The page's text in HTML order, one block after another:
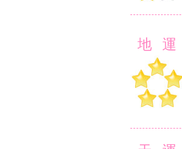
地運